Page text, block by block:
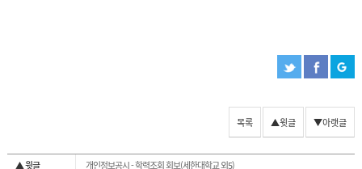
목록 ▲윗글 ▼아랫글
▲ 윗글
개인정보공시 - 학력조회 회보(세한대학교 외5)